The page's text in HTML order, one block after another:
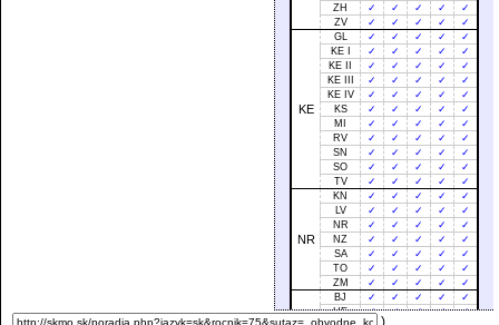
ZH
✓ ✓ ✓ ✓
✓
ZV
✓ ✓ ✓ ✓ ✓
KE
GL ✓ ✓ ✓ ✓
✓
KE I
✓ ✓ ✓ ✓
✓
KE II
✓ ✓ ✓ ✓
✓
KE III
✓ ✓ ✓ ✓
✓
KE IV
✓ ✓ ✓ ✓
✓
KS
✓ ✓ ✓ ✓
✓
MI
✓ ✓ ✓ ✓
✓
RV
✓ ✓ ✓ ✓
✓
SN
✓ ✓ ✓ ✓
✓
SO
✓ ✓ ✓ ✓
✓
TV
✓ ✓ ✓ ✓ ✓
NR
KN ✓ ✓ ✓ ✓
✓
LV
✓ ✓ ✓ ✓
✓
NR
✓ ✓ ✓ ✓
✓
NZ
✓ ✓ ✓ ✓
✓
SA
✓ ✓ ✓ ✓
✓
TO
✓ ✓ ✓ ✓
✓
ZM
✓ ✓ ✓ ✓
✓
BJ
✓ ✓ ✓ ✓
✓
HE
✓ ✓ ✓ ✓
✓